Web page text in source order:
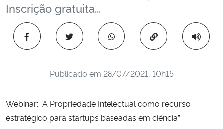
Ministério da Cidadania
Ministério da Saúde
Ministério do Meio Ambiente
Inscrição gratuita...
Copiar para área
Publicado em 28/07/2021, 10h15
Webinar: “A Propriedade Intelectual como recurso
estratégico para startups baseadas em ciência”.